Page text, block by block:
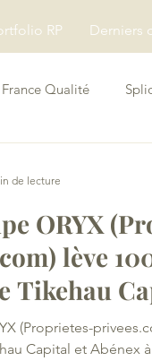
RP Derniers
France Qualité
ORYX
lève
Tikehau
(Proprietes-
Capital et Abénex
de lecture